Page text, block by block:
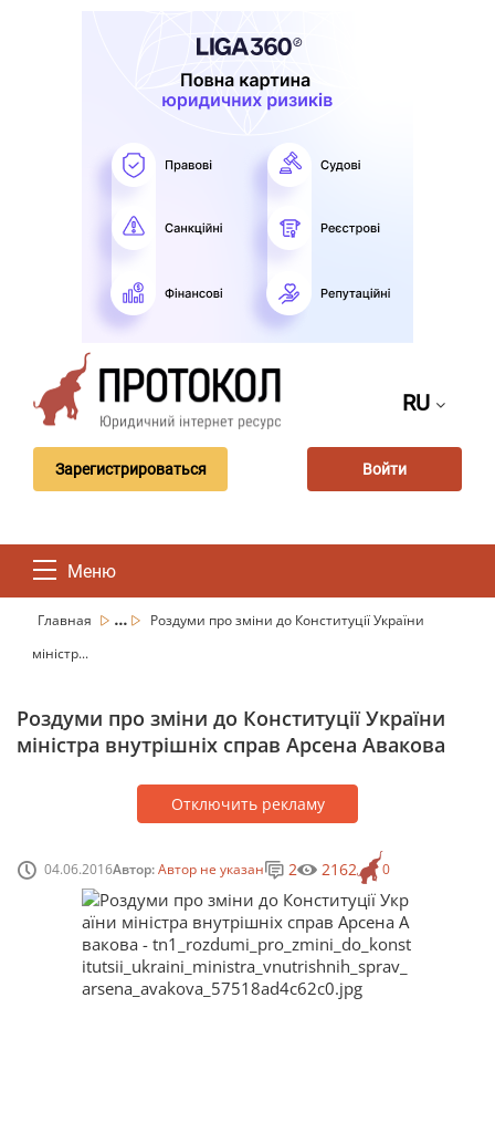
RU
Зарегистрироваться Войти
Меню
Главная ...
Роздуми про зміни до Конституції України
міністр...
Роздуми про зміни до Конституції України
міністра внутрішніх справ Арсена Авакова
Отключить рекламу
04.06.2016Автор:Автор не указан 0
2 2162